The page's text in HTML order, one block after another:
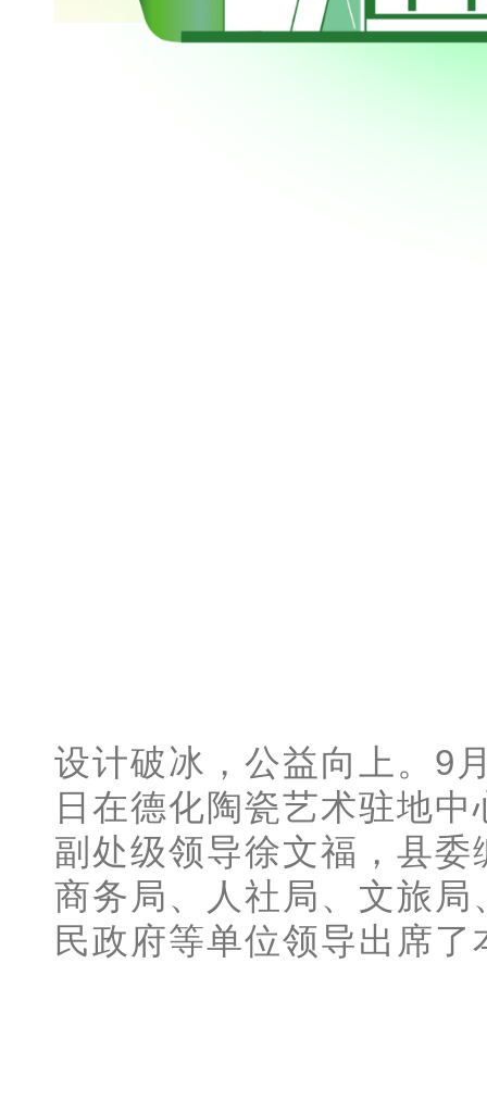
设计破冰，公益向上。9
日在德化陶瓷艺术驻地
副处级领导徐文福，县
商务局、人社局、文旅
民政府等单位领导出席了